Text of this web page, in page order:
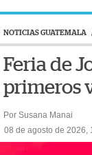
NOTICIAS GUATEMALA
Feria de
primeros
Por Susana Manai
08 de agosto de 2026,